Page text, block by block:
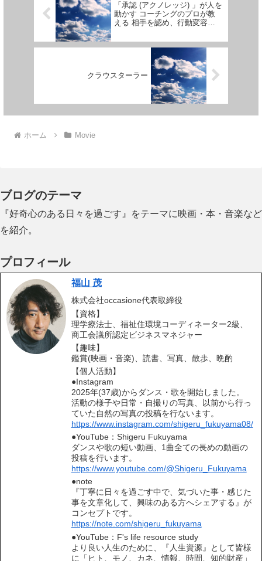
「承認 (アクノレッジ) 」が人を
動かす コーチングのプロが教
える 相手を認め、行動変容を
クラウスターラー
ホーム Movie
ブログのテーマ
『好奇心のある日々を過ごす』をテーマに映画・本・音楽など
を紹介。
プロフィール
福山 茂
株式会社occasione代表取締役
【資格】
理学療法士、福祉住環境コーディネーター2級、
商工会議所認定ビジネスマネジャー
【趣味】
鑑賞(映画・音楽)、読書、写真、散歩、晩酌
【個人活動】
●Instagram
2025年(37歳)からダンス・歌を開始しました。
活動の様子や日常・自撮りの写真、以前から行っ
ていた自然の写真の投稿を行ないます。
https://www.instagram.com/shigeru_fukuyama08/
●YouTube：Shigeru Fukuyama
ダンスや歌の短い動画、1曲全ての長めの動画の
投稿を行います。
https://www.youtube.com/@Shigeru_Fukuyama
●note
『丁寧に日々を過ごす中で、気づいた事・感じた
事を文章化して、興味のある方へシェアする』が
コンセプトです。
https://note.com/shigeru_fukuyama
●YouTube：F's life resource study
より良い人生のために、『人生資源』として皆様
に「ヒト、モノ、カネ、情報、時間、知的財産」